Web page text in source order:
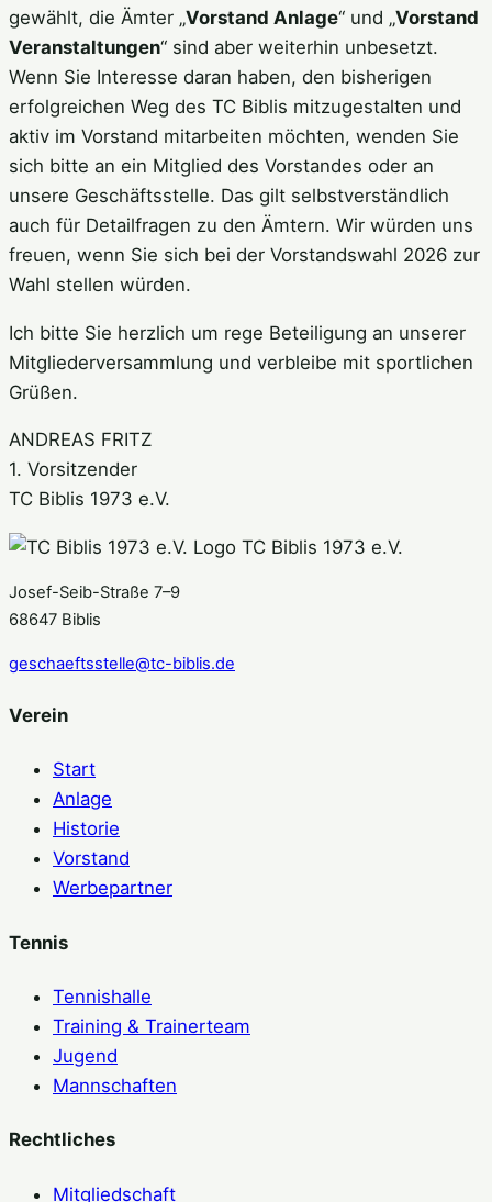
gewählt, die Ämter „Vorstand Anlage“ und „Vorstand
Veranstaltungen“ sind aber weiterhin unbesetzt.
Wenn Sie Interesse daran haben, den bisherigen
erfolgreichen Weg des TC Biblis mitzugestalten und
aktiv im Vorstand mitarbeiten möchten, wenden Sie
sich bitte an ein Mitglied des Vorstandes oder an
unsere Geschäftsstelle. Das gilt selbstverständlich
auch für Detailfragen zu den Ämtern. Wir würden uns
freuen, wenn Sie sich bei der Vorstandswahl 2026 zur
Wahl stellen würden.
Ich bitte Sie herzlich um rege Beteiligung an unserer
Mitgliederversammlung und verbleibe mit sportlichen
Grüßen.
ANDREAS FRITZ
1. Vorsitzender
TC Biblis 1973 e.V.
TC Biblis 1973 e.V.
Josef-Seib-Straße 7–9
68647 Biblis
geschaeftsstelle@tc-biblis.de
Verein
Start
Anlage
Historie
Vorstand
Werbepartner
Tennis
Tennishalle
Training & Trainerteam
Jugend
Mannschaften
Rechtliches
Mitgliedschaft